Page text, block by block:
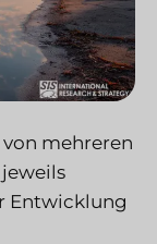
mehreren
Entwicklung